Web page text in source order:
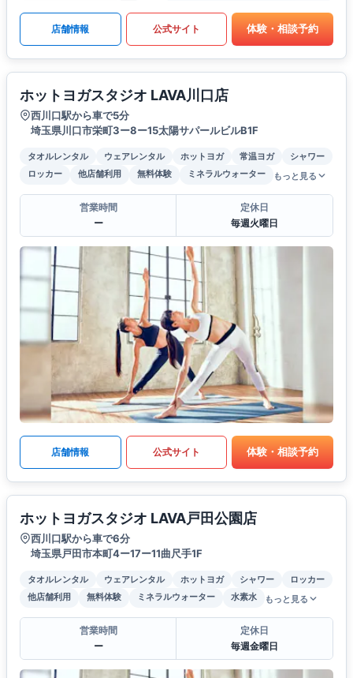
店舗情報 公式サイト 体験・相談予約
ホットヨガスタジオ LAVA川口店
西川口駅から車で5分
埼玉県川口市栄町3ー8ー15太陽サパールビルB1F
タオルレンタル ウェアレンタル ホットヨガ 常温ヨガ
シャワー
ロッカー
他店舗利用 無料体験 ミネラルウォーター もっと見る
営業時間
ー
定休日
毎週火曜日
店舗情報 公式サイト 体験・相談予約
ホットヨガスタジオ LAVA戸田公園店
西川口駅から車で6分
埼玉県戸田市本町4ー17ー11曲尺手1F
タオルレンタル ウェアレンタル ホットヨガ シャワー
ロッカー
他店舗利用
無料体験 ミネラルウォーター 水素水 もっと見る
営業時間
ー
定休日
毎週金曜日